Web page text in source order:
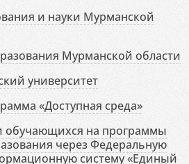
и науки Мурманской
Мурманской области
университет
«Доступная среда»
обучающихся на программы
через Федеральную
систему «Единый